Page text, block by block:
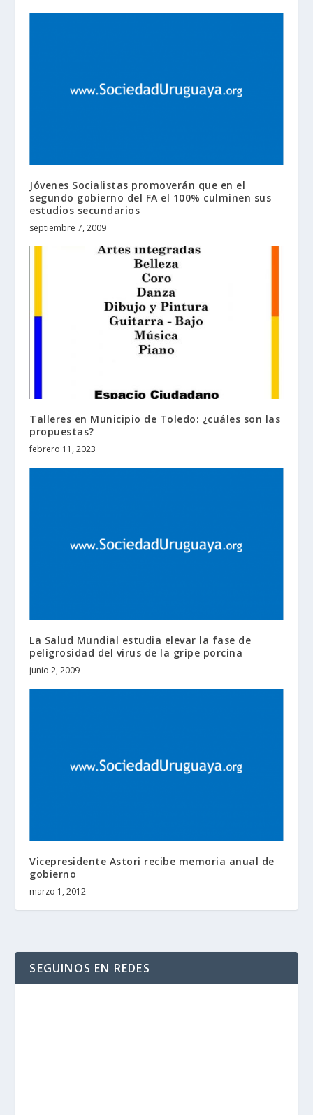
Jóvenes Socialistas promoverán que en el
segundo gobierno del FA el 100% culminen sus
estudios secundarios
septiembre 7, 2009
Talleres en Municipio de Toledo: ¿cuáles son las
propuestas?
febrero 11, 2023
La Salud Mundial estudia elevar la fase de
peligrosidad del virus de la gripe porcina
junio 2, 2009
Vicepresidente Astori recibe memoria anual de
gobierno
marzo 1, 2012
SEGUINOS EN REDES